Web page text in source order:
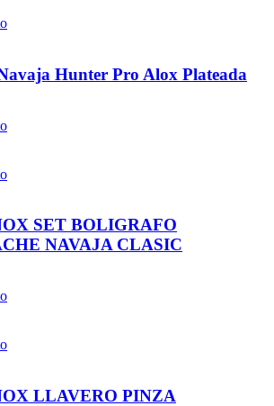
Hunter Pro Alox Plateada
SET BOLIGRAFO
NAVAJA CLASIC
LLAVERO PINZA